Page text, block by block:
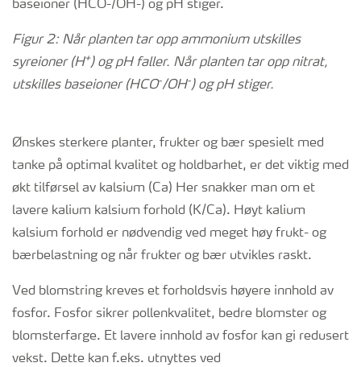
Figur 2: Når planten tar opp ammonium utskilles
syreioner (H+) og pH faller. Når planten tar opp nitrat,
utskilles baseioner (HCO-/OH-) og pH stiger.
Ønskes sterkere planter, frukter og bær spesielt med
tanke på optimal kvalitet og holdbarhet, er det viktig med
økt tilførsel av kalsium (Ca) Her snakker man om et
lavere kalium kalsium forhold (K/Ca). Høyt kalium
kalsium forhold er nødvendig ved meget høy frukt- og
bærbelastning og når frukter og bær utvikles raskt.
Ved blomstring kreves et forholdsvis høyere innhold av
fosfor. Fosfor sikrer pollenkvalitet, bedre blomster og
blomsterfarge. Et lavere innhold av fosfor kan gi redusert
vekst. Dette kan f.eks. utnyttes ved